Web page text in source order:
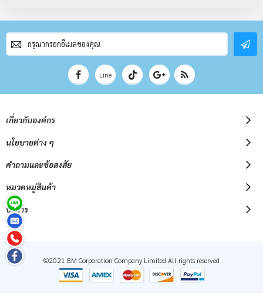
สมัคร
สมาชิก
จดหมาย
Line
เกี่ยวกับองค์กร
นโยบายต่าง ๆ
คำถามและข้อสงสัย
หมวดหมู่สินค้า
บริการ
©2021 BM Corporation Company Limited All rights reserved